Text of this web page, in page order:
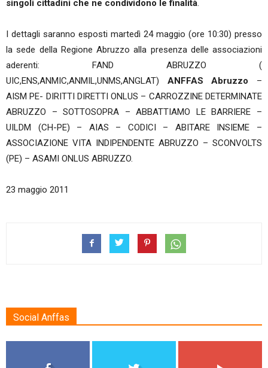
singoli cittadini che ne condividono le finalità.
I dettagli saranno esposti martedì 24 maggio (ore 10:30) presso
la sede della Regione Abruzzo alla presenza delle associazioni
aderenti: FAND ABRUZZO (
UIC,ENS,ANMIC,ANMIL,UNMS,ANGLAT) ANFFAS Abruzzo –
AISM PE- DIRITTI DIRETTI ONLUS – CARROZZINE DETERMINATE
ABRUZZO – SOTTOSOPRA – ABBATTIAMO LE BARRIERE –
UILDM (CH-PE) – AIAS – CODICI – ABITARE INSIEME –
ASSOCIAZIONE VITA INDIPENDENTE ABRUZZO – SCONVOLTS
(PE) – ASAMI ONLUS ABRUZZO.
23 maggio 2011
Social Anffas